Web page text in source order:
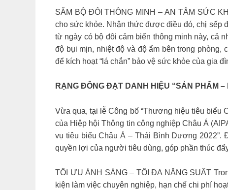
SẮM BỘ ĐÔI THÔNG MINH – AN TÂM SỨC
cho sức khỏe. Nhận thức được điều đó, chị sếp
từ ngày có bộ đôi cảm biến thông minh này, cả
độ bụi mịn, nhiệt độ và độ ẩm bên trong phòng,
để kích hoạt “lá chắn” bảo vệ sức khỏe của gia
RẠNG ĐÔNG ĐẠT DANH HIỆU “SẢN PHẨM
Vừa qua, tại lễ Công bố “Thương hiệu tiêu
của Hiệp hội Thông tin công nghiệp Châu Á
vụ tiêu biểu Châu Á – Thái Bình Dương
quyền lợi của người tiêu dùng, góp phần thúc
TỐI ƯU ÁNH SÁNG – TỐI ĐA NĂNG SUẤT
kiện làm việc chuyên nghiệp, hạn chế chi phí